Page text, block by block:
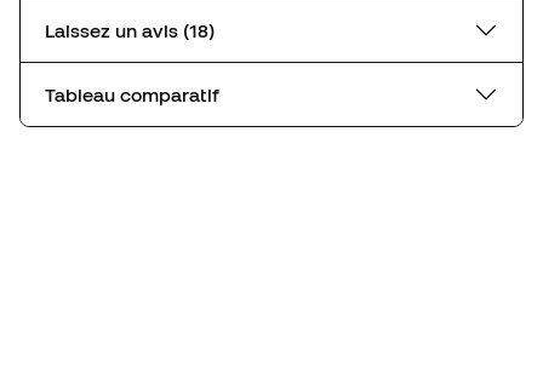
Laissez un avis (18)
Tableau comparatif